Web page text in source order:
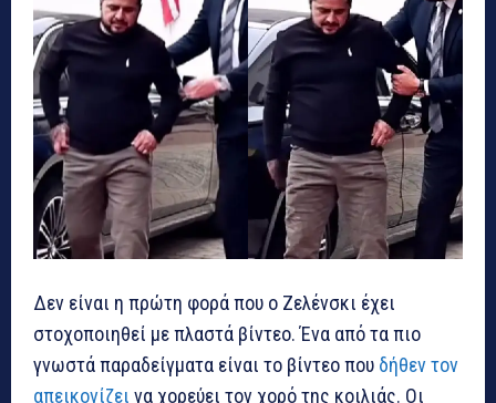
Δεν είναι η πρώτη φορά που ο Ζελένσκι έχει
στοχοποιηθεί με πλαστά βίντεο. Ένα από τα πιο
γνωστά παραδείγματα είναι το βίντεο που δήθεν τον
απεικονίζει να χορεύει τον χορό της κοιλιάς. Οι